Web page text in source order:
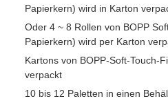
Papierkern) wird in Karton
Oder 4 ~ 8 Rollen von BOPP
Papierkern) wird per Karton
Kartons von BOPP-Soft-Touch-
verpackt
10 bis 12 Paletten in einen